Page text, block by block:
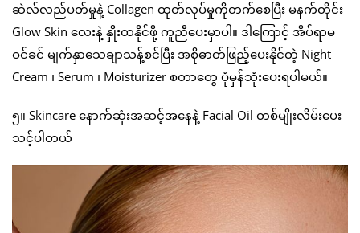
ဆဲလ်လည်ပတ်မှုနဲ့ Collagen ထုတ်လုပ်မှုကိုတက်စေပြီး မနက်တိုင်း
Glow Skin လေးနဲ့ နှိုးထနိုင်ဖို့ ကူညီပေးမှာပါ။ ဒါကြောင့် အိပ်ရာမ
ဝင်ခင် မျက်နှာသေချာသန့်စင်ပြီး အစိုဓာတ်ဖြည့်ပေးနိုင်တဲ့ Night
Cream ၊ Serum ၊ Moisturizer စတာတွေ ပုံမှန်သုံးပေးရပါမယ်။
၅။ Skincare နောက်ဆုံးအဆင့်အနေနဲ့ Facial Oil တစ်မျိုးလိမ်းပေး
သင့်ပါတယ်